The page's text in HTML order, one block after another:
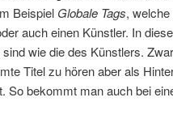
Beispiel Globale Tags,
auch einen Künstler. In
sind wie die des Künstlers.
Titel zu hören aber als
So bekommt man auch bei